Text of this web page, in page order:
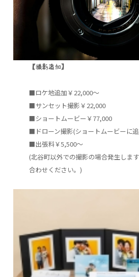
【撮影追加】
■ロケ地追加￥22,000～
■サンセット撮影￥22,000
■ショートムービー￥77,000
■ドローン撮影(ショートムービーに
■出張料￥5,500～
(北谷町以外での撮影の場合発生しま
合わせください。)